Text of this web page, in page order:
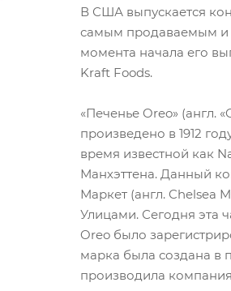
В США выпускается
самым продаваемым и
момента начала его
Kraft Foods.
«Печенье Oreo» (англ.
произведено в 1912
время известной как
Манхэттена. Данный
Маркет (англ. Chelsea
Улицами. Сегодня эта
Oreo было
марка была создана в
производила